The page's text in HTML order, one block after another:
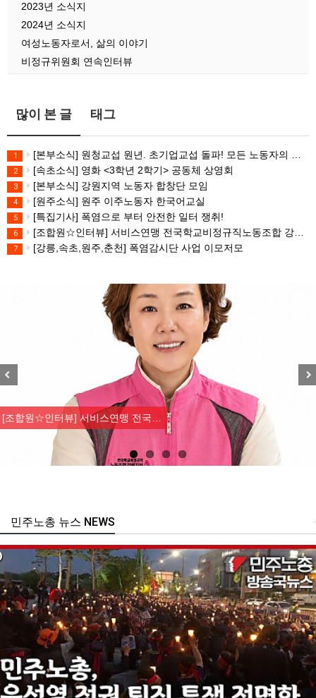
2023년 소식지
2024년 소식지
여성노동자로서, 삶의 이야기
비정규위원회 연속인터뷰
많이 본 글 태그
1 [본부소식] 원청교섭 원년. 초기업교섭 돌파! 모든 노동자의 노동기본권 쟁취! 민주노총 7.15 총파업대회
2 [속초소식] 영화 <3학년 2학기> 공동체 상영회
3 [본부소식] 강원지역 노동자 합창단 모임
4 [원주소식] 원주 이주노동자 한국어교실
5 [특집기사] 폭염으로 부터 안전한 일터 쟁취!
6 [조합원☆인터뷰] 서비스연맹 전국학교비정규직노동조합 강원지부 김유미 춘천지회장
7 [강릉,속초,원주,춘천] 폭염감시단 사업 이모저모
[조합원☆인터뷰] 서비스연맹 전국…
주노총 뉴스 NEWS